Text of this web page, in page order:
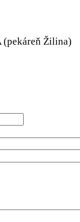
(pekáreň Žilina)